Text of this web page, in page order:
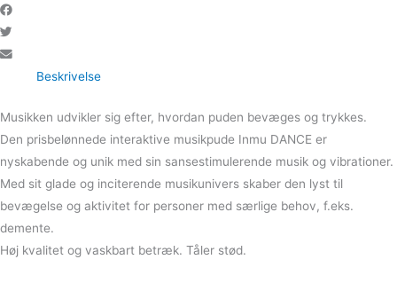
Beskrivelse
Musikken udvikler sig efter, hvordan puden bevæges og trykkes.
Den prisbelønnede interaktive musikpude Inmu DANCE er
nyskabende og unik med sin sansestimulerende musik og vibrationer.
Med sit glade og inciterende musikunivers skaber den lyst til
bevægelse og aktivitet for personer med særlige behov, f.eks.
demente.
Høj kvalitet og vaskbart betræk. Tåler stød.